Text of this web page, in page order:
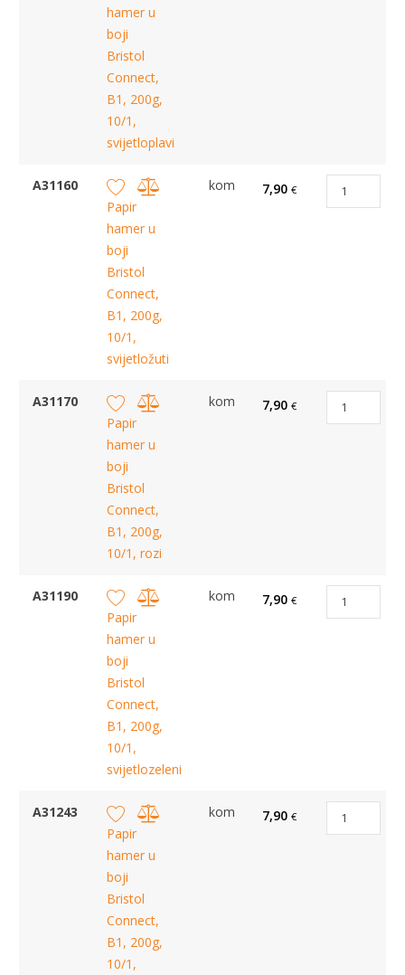
hamer u
boji
Bristol
Connect,
B1, 200g,
10/1,
svijetloplavi
A31160
Papir
hamer u
boji
Bristol
Connect,
B1, 200g,
10/1,
svijetložuti
kom 7,90 €
A31170
Papir
hamer u
boji
Bristol
Connect,
B1, 200g,
10/1, rozi
kom 7,90 €
A31190
Papir
hamer u
boji
Bristol
Connect,
B1, 200g,
10/1,
svijetlozeleni
kom 7,90 €
A31243
Papir
hamer u
boji
Bristol
Connect,
B1, 200g,
10/1,
kom 7,90 €